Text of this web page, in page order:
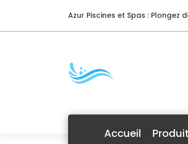
Azur Piscines et Spas : Plongez
Accueil